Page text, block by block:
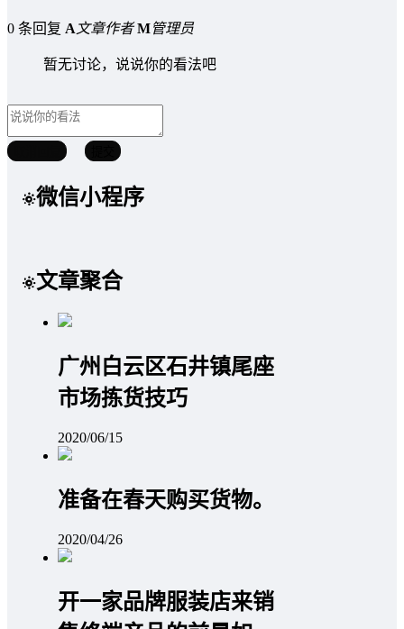
0 条回复 A文章作者 M管理员
暂无讨论，说说你的看法吧
微信小程序
文章聚合
广州白云区石井镇尾座
市场拣货技巧
2020/06/15
准备在春天购买货物。
2020/04/26
开一家品牌服装店来销